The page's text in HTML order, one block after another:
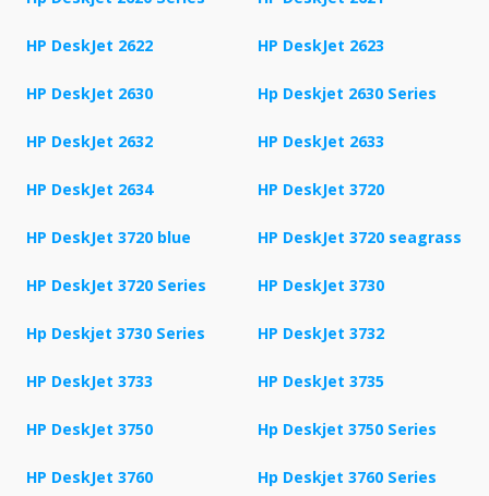
HP DeskJet 2622 HP DeskJet 2623
HP DeskJet 2630 Hp Deskjet 2630 Series
HP DeskJet 2632 HP DeskJet 2633
HP DeskJet 2634 HP DeskJet 3720
HP DeskJet 3720 blue HP DeskJet 3720 seagrass
HP DeskJet 3720 Series HP DeskJet 3730
Hp Deskjet 3730 Series HP DeskJet 3732
HP DeskJet 3733 HP DeskJet 3735
HP DeskJet 3750 Hp Deskjet 3750 Series
HP DeskJet 3760 Hp Deskjet 3760 Series